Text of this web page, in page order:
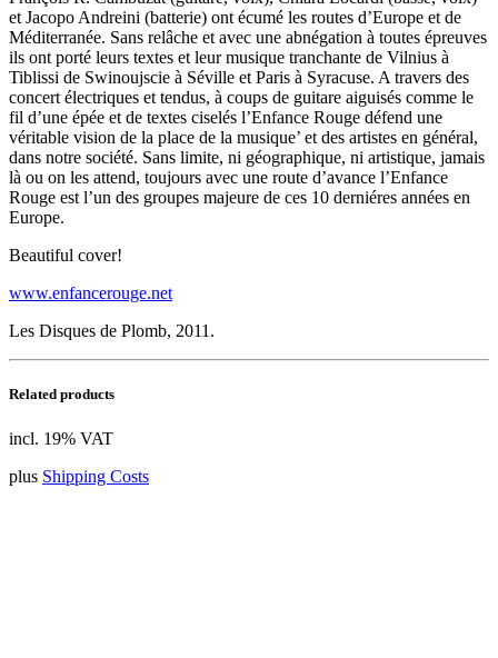
et Jacopo Andreini (batterie) ont écumé les routes d’Europe et de
Méditerranée. Sans relâche et avec une abnégation à toutes épreuves
ils ont porté leurs textes et leur musique tranchante de Vilnius à
Tiblissi de Swinoujscie à Séville et Paris à Syracuse. A travers des
concert électriques et tendus, à coups de guitare aiguisés comme le
fil d’une épée et de textes ciselés l’Enfance Rouge défend une
véritable vision de la place de la musique’ et des artistes en général,
dans notre société. Sans limite, ni géographique, ni artistique, jamais
là ou on les attend, toujours avec une route d’avance l’Enfance
Rouge est l’un des groupes majeure de ces 10 derniéres années en
Europe.
Beautiful cover!
www.enfancerouge.net
Les Disques de Plomb, 2011.
Related products
incl. 19% VAT
plus Shipping Costs